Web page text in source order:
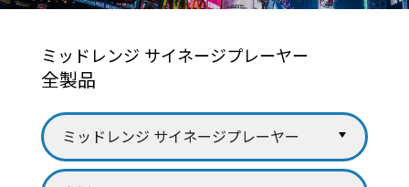
ミッドレンジ サイネージプレーヤー
全製品